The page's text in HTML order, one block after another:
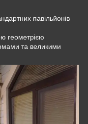
павільйонів
геометрією
та великими